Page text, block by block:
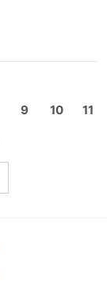
9 10 11